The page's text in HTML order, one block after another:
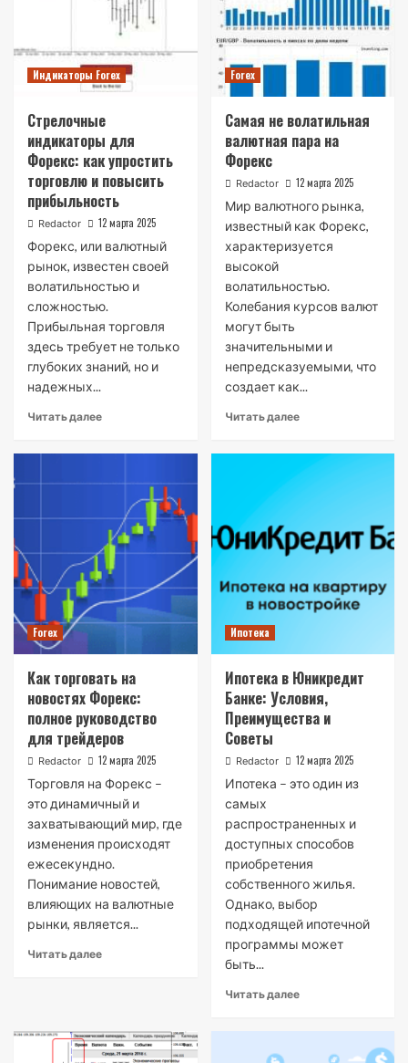
Индикаторы Forex
Стрелочные
индикаторы для
Форекс: как упростить
торговлю и повысить
прибыльность
Redactor 12 марта 2025
Форекс, или валютный
рынок, известен своей
волатильностью и
сложностью.
Прибыльная торговля
здесь требует не только
глубоких знаний, но и
надежных...
Читать далее
Forex
Самая не волатильная
валютная пара на
Форекс
Redactor 12 марта 2025
Мир валютного рынка,
известный как Форекс,
характеризуется
высокой
волатильностью.
Колебания курсов валют
могут быть
значительными и
непредсказуемыми, что
создает как...
Читать далее
Forex
Как торговать на
новостях Форекс:
полное руководство
для трейдеров
Redactor 12 марта 2025
Торговля на Форекс –
это динамичный и
захватывающий мир, где
изменения происходят
ежесекундно.
Понимание новостей,
влияющих на валютные
рынки, является...
Читать далее
Ипотека
Ипотека в Юникредит
Банке: Условия,
Преимущества и
Советы
Redactor 12 марта 2025
Ипотека – это один из
самых
распространенных и
доступных способов
приобретения
собственного жилья.
Однако, выбор
подходящей ипотечной
программы может
быть...
Читать далее